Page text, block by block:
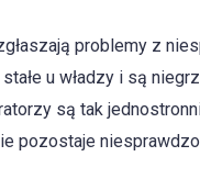
problemy z
u władzy i są
są tak
pozostaje